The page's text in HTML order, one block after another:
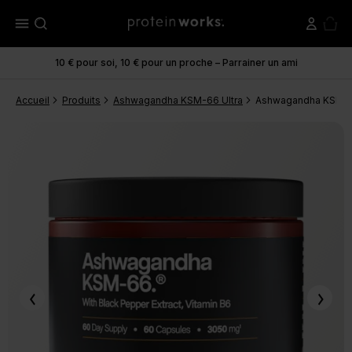
menu
10 € pour soi, 10 € pour un proche – Parrainer un ami
Accueil Produits Ashwagandha KSM-66 Ultra Ashwagandha